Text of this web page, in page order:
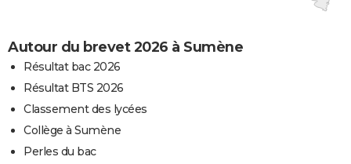
Autour du brevet 2026 à Sumène
Résultat bac 2026
Résultat BTS 2026
Classement des lycées
Collège à Sumène
Perles du bac